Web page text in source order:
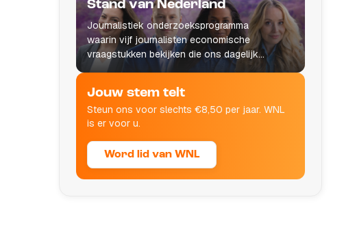
Stand van Nederland
Journalistiek onderzoeksprogramma
waarin vijf journalisten economische
vraagstukken bekijken die ons dagelijks
leven raken.
Jouw stem telt
Steun ons voor slechts €8,50 per jaar. WNL
is er voor u.
Word lid van WNL